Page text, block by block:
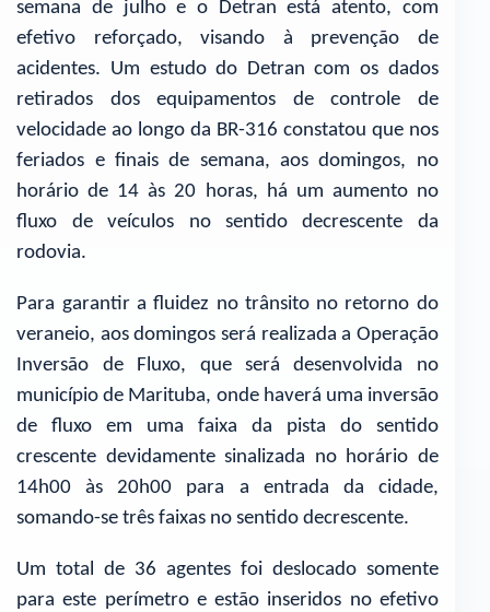
semana de julho e o Detran está atento, com
efetivo reforçado, visando à prevenção de
acidentes. Um estudo do Detran com os dados
retirados dos equipamentos de controle de
velocidade ao longo da BR-316 constatou que nos
feriados e finais de semana, aos domingos, no
horário de 14 às 20 horas, há um aumento no
fluxo de veículos no sentido decrescente da
rodovia.
Para garantir a fluidez no trânsito no retorno do
veraneio, aos domingos será realizada a Operação
Inversão de Fluxo, que será desenvolvida no
município de Marituba, onde haverá uma inversão
de fluxo em uma faixa da pista do sentido
crescente devidamente sinalizada no horário de
14h00 às 20h00 para a entrada da cidade,
somando-se três faixas no sentido decrescente.
Um total de 36 agentes foi deslocado somente
para este perímetro e estão inseridos no efetivo